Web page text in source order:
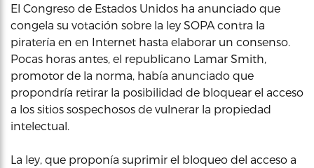
El Congreso de Estados Unidos ha anunciado que
congela su votación sobre la ley SOPA contra la
piratería en en Internet hasta elaborar un consenso.
Pocas horas antes, el republicano Lamar Smith,
promotor de la norma, había anunciado que
propondría retirar la posibilidad de bloquear el acceso
a los sitios sospechosos de vulnerar la propiedad
intelectual.
La ley, que proponía suprimir el bloqueo del acceso a